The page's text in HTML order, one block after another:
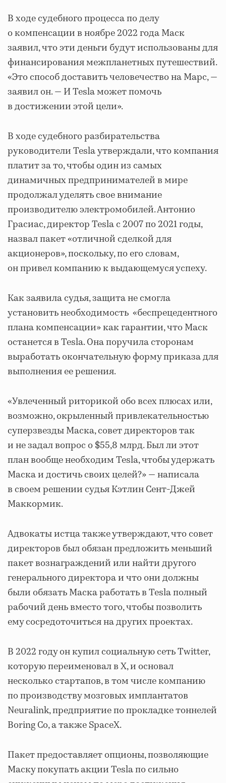
В ходе судебного процесса по делу
о компенсации в ноябре 2022 года Маск
заявил, что эти деньги будут использованы для
финансирования межпланетных путешествий.
«Это способ доставить человечество на Марс, —
заявил он. — И Tesla может помочь
в достижении этой цели».
В ходе судебного разбирательства
руководители Tesla утверждали, что компания
платит за то, чтобы один из самых
динамичных предпринимателей в мире
продолжал уделять свое внимание
производителю электромобилей. Антонио
Грасиас, директор Tesla с 2007 по 2021 годы,
назвал пакет «отличной сделкой для
акционеров», поскольку, по его словам,
он привел компанию к выдающемуся успеху.
Как заявила судья, защита не смогла
установить необходимость «беспрецедентного
плана компенсации» как гарантии, что Маск
останется в Tesla. Она поручила сторонам
выработать окончательную форму приказа для
выполнения ее решения.
«Увлеченный риторикой обо всех плюсах или,
возможно, окрыленный привлекательностью
суперзвезды Маска, совет директоров так
и не задал вопрос о $55,8 млрд. Был ли этот
план вообще необходим Tesla, чтобы удержать
Маска и достичь своих целей?» — написала
в своем решении судья Кэтлин Сент-Джей
Маккормик.
Адвокаты истца также утверждают, что совет
директоров был обязан предложить меньший
пакет вознаграждений или найти другого
генерального директора и что они должны
были обязать Маска работать в Tesla полный
рабочий день вместо того, чтобы позволить
ему сосредоточиться на других проектах.
В 2022 году он купил социальную сеть Twitter,
которую переименовал в X, и основал
несколько стартапов, в том числе компанию
по производству мозговых имплантатов
Neuralink, предприятие по прокладке тоннелей
Boring Co, а также SpaceX.
Пакет предоставляет опционы, позволяющие
Маску покупать акции Tesla по сильно